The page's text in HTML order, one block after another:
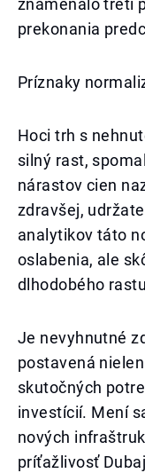
znamenalo tretí
prekonania
Príznaky
Hoci trh s
silný rast,
nárastov cien
zdravšej,
analytikov táto
oslabenia, ale
dlhodobého
Je nevyhnutné
postavená
skutočných
investícií. Mení
nových
príťažlivosť